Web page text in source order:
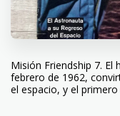
Misión Friendship 7. El
febrero de 1962,
el espacio, y el